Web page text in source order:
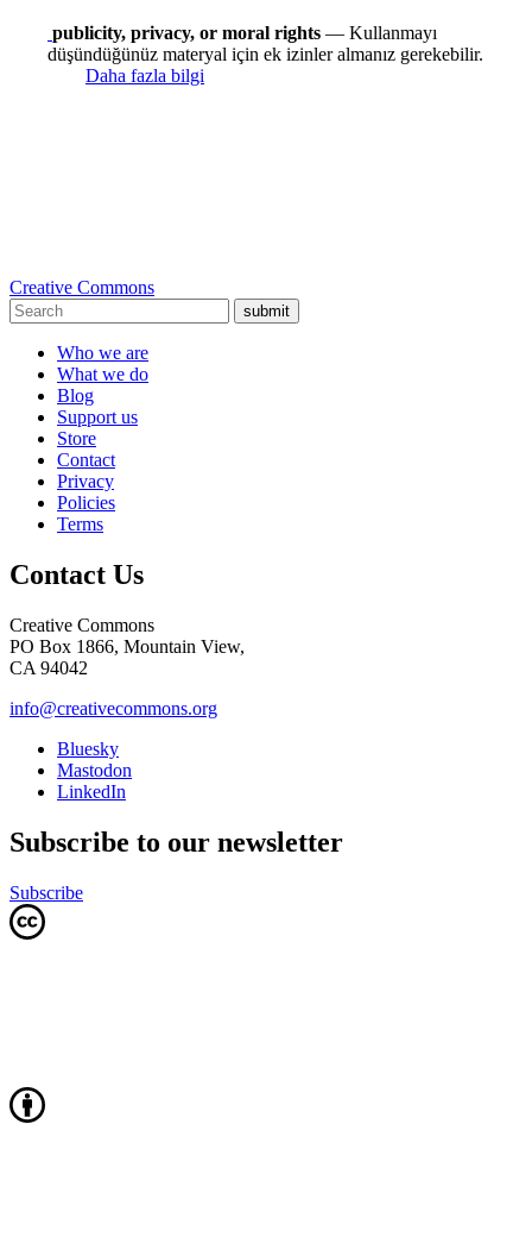
publicity, privacy, or moral rights — Kullanmayı
düşündüğünüz materyal için ek izinler almanız gerekebilir.
Daha fazla bilgi
Creative Commons
submit
Who we are
What we do
Blog
Support us
Store
Contact
Privacy
Policies
Terms
Contact Us
Creative Commons
PO Box 1866, Mountain View,
CA 94042
info@creativecommons.org
Bluesky
Mastodon
LinkedIn
Subscribe to our newsletter
Subscribe